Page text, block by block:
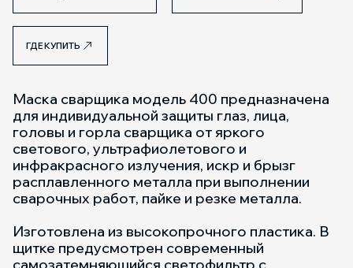
ГДЕ КУПИТЬ
Маска сварщика модель 400 предназначена
для индивидуальной защиты глаз, лица,
головы и горла сварщика от яркого
светового, ультрафиолетового и
инфракрасного излучения, искр и брызг
расплавленного металла при выполнении
сварочных работ, пайке и резке металла.
Изготовлена из высокопрочного пластика. В
щитке предусмотрен современный